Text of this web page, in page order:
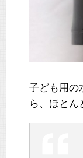
子ども用の
ら、ほとん